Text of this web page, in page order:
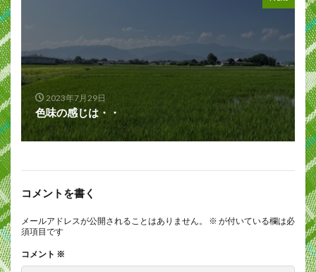
2023年7月29日
色味の感じは・・
コメントを書く
メールアドレスが公開されることはありません。 ※ が付いている欄は必
須項目です
コメント ※